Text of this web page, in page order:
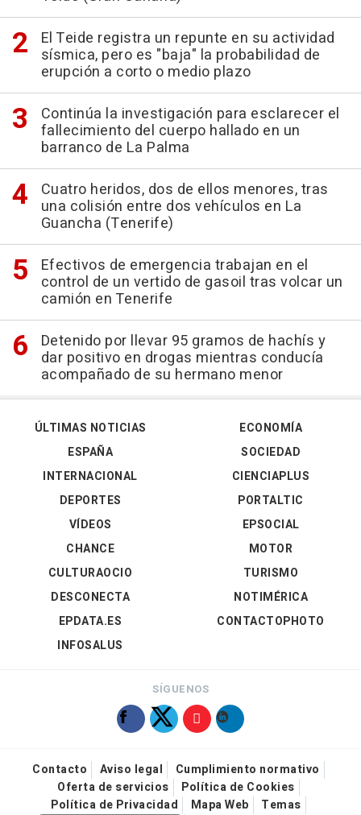
El Teide registra un repunte en su actividad
sísmica, pero es "baja" la probabilidad de
erupción a corto o medio plazo
Continúa la investigación para esclarecer el
fallecimiento del cuerpo hallado en un
barranco de La Palma
Cuatro heridos, dos de ellos menores, tras
una colisión entre dos vehículos en La
Guancha (Tenerife)
Efectivos de emergencia trabajan en el
control de un vertido de gasoil tras volcar un
camión en Tenerife
Detenido por llevar 95 gramos de hachís y
dar positivo en drogas mientras conducía
acompañado de su hermano menor
ÚLTIMAS NOTICIAS
ESPAÑA
INTERNACIONAL
DEPORTES
VÍDEOS
ECONOMÍA
SOCIEDAD
CIENCIAPLUS
PORTALTIC
EPSOCIAL
CHANCE
CULTURAOCIO
DESCONECTA
EPDATA.ES
INFOSALUS
MOTOR
TURISMO
NOTIMÉRICA
CONTACTOPHOTO
SÍGUENOS
Contacto Aviso legal
Cumplimiento normativo
Oferta de servicios
Política de Cookies
Política de Privacidad
Mapa Web
Temas